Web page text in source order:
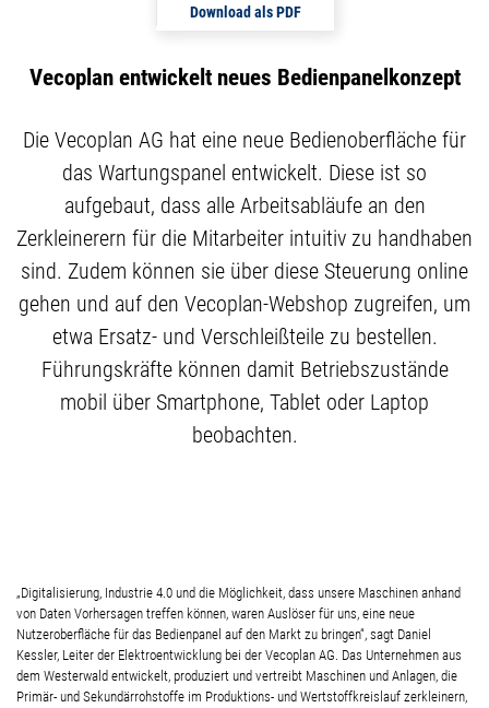
Download als PDF
Vecoplan entwickelt neues Bedienpanelkonzept
Die Vecoplan AG hat eine neue Bedienoberfläche für
das Wartungspanel entwickelt. Diese ist so
aufgebaut, dass alle Arbeitsabläufe an den
Zerkleinerern für die Mitarbeiter intuitiv zu handhaben
sind. Zudem können sie über diese Steuerung online
gehen und auf den Vecoplan-Webshop zugreifen, um
etwa Ersatz- und Verschleißteile zu bestellen.
Führungskräfte können damit Betriebszustände
mobil über Smartphone, Tablet oder Laptop
beobachten.
„Digitalisierung, Industrie 4.0 und die Möglichkeit, dass unsere Maschinen anhand
von Daten Vorhersagen treffen können, waren Auslöser für uns, eine neue
Nutzeroberfläche für das Bedienpanel auf den Markt zu bringen“, sagt Daniel
Kessler, Leiter der Elektroentwicklung bei der Vecoplan AG. Das Unternehmen aus
dem Westerwald entwickelt, produziert und vertreibt Maschinen und Anlagen, die
Primär- und Sekundärrohstoffe im Produktions- und Wertstoffkreislauf zerkleinern,